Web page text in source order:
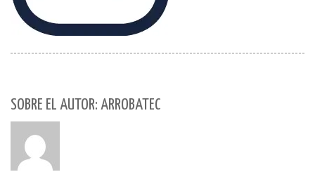
SOBRE EL AUTOR: ARROBATEC